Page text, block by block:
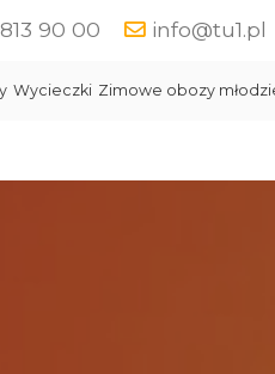
90 00 info@tu1.pl
Wycieczki Zimowe obozy